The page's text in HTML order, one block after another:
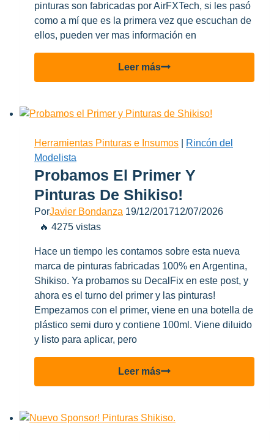
pinturas son fabricadas por AirFXTech, si les pasó
como a mí que es la primera vez que escuchan de
ellos, pueden ver mas información en
Leer másProbamos
las
War
Herramientas Pinturas e Insumos
Rincón del
Modelista
Probamos El Primer Y
Pinturas De Shikiso!
PorJavier Bondanza 19/12/201712/07/2026
🔥 4275 vistas
Hace un tiempo les contamos sobre esta nueva
marca de pinturas fabricadas 100% en Argentina,
Shikiso. Ya probamos su DecalFix en este post, y
ahora es el turno del primer y las pinturas!
Empezamos con el primer, viene en una botella de
plástico semi duro y contiene 100ml. Viene diluido
y listo para aplicar, pero
Leer másProbamos
el
y